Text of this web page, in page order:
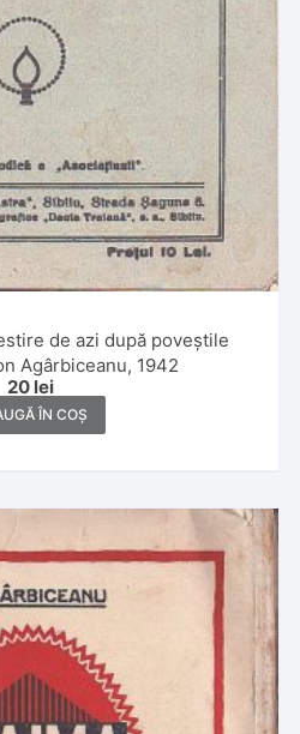
de azi după poveștile
Agârbiceanu, 1942
20 lei
ÎN COȘ